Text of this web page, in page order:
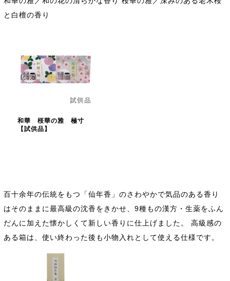
と白檀の香り
和華 桜華の雅 極寸
【試供品】
百十余年の伝統をもつ「仙年香」のさわやかで気品のある香り
はそのままに最高級の沈香をきかせ、9種もの漢方・生薬をふん
だんに加えた懐かしくて新しい香りに仕上げました。 高級感の
ある箱は、使い終わった後も小物入れとして使える仕様です。